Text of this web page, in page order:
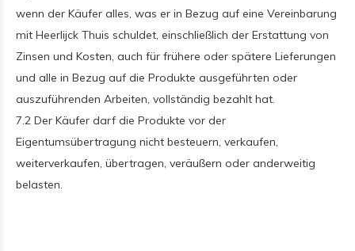
wenn der Käufer alles, was er in Bezug auf eine Vereinbarung
mit Heerlijck Thuis schuldet, einschließlich der Erstattung von
Zinsen und Kosten, auch für frühere oder spätere Lieferungen
und alle in Bezug auf die Produkte ausgeführten oder
auszuführenden Arbeiten, vollständig bezahlt hat.
7.2 Der Käufer darf die Produkte vor der
Eigentumsübertragung nicht besteuern, verkaufen,
weiterverkaufen, übertragen, veräußern oder anderweitig
belasten.